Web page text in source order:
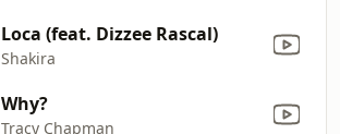
Loca (feat. Dizzee Rascal)
Shakira
Why?
Tracy Chapman